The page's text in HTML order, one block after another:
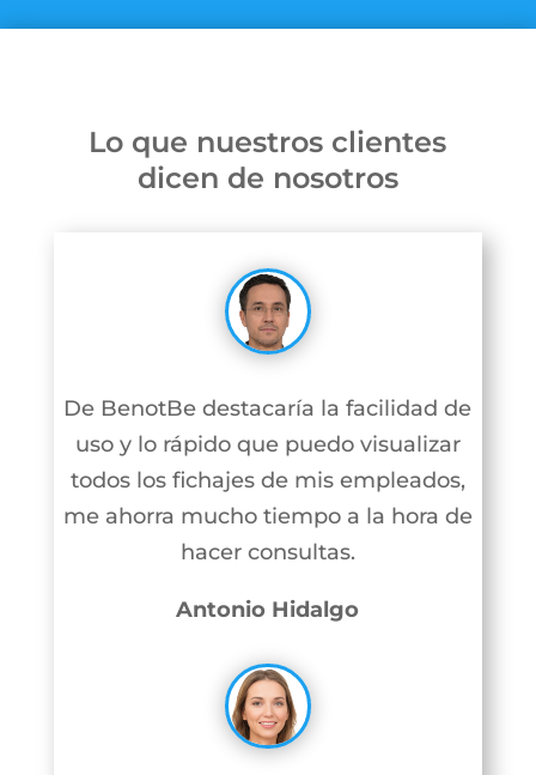
Lo que nuestros clientes
dicen de nosotros
De BenotBe destacaría la facilidad de
uso y lo rápido que puedo visualizar
todos los fichajes de mis empleados,
me ahorra mucho tiempo a la hora de
hacer consultas.
Antonio Hidalgo